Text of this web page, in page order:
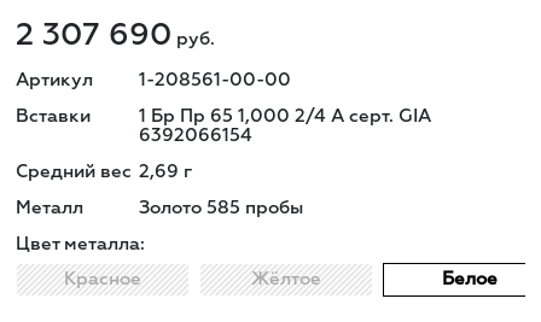
2 307 690 руб.
Артикул 1-208561-00-00
Вставки
1 Бр Пр 65 1,000 2/4 А серт. GIA
6392066154
Средний вес 2,69 г
Металл Золото 585 пробы
Цвет металла:
Красное Жёлтое Белое